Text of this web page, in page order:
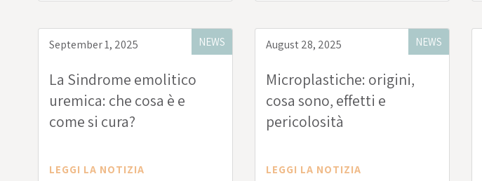
NEWS
September 1, 2025
La Sindrome emolitico
uremica: che cosa è e
come si cura?
LEGGI LA NOTIZIA
NEWS
August 28, 2025
Microplastiche: origini,
cosa sono, effetti e
pericolosità
LEGGI LA NOTIZIA